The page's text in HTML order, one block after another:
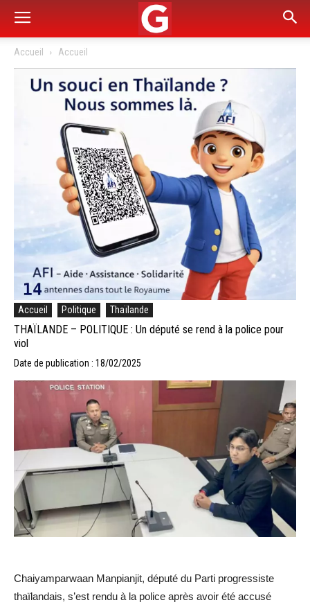
Accueil Accueil
Accueil Politique Thaïlande
THAÏLANDE – POLITIQUE : Un député se rend à la police pour
viol
Date de publication : 18/02/2025
Chaiyamparwaan Manpianjit, député du Parti progressiste
thaïlandais, s’est rendu à la police après avoir été accusé